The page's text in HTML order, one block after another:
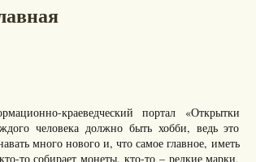
краеведческий портал «Открытки
человека должно быть хобби, ведь это
много нового и, что самое главное, иметь
то собирает монеты, кто-то – редкие марки,